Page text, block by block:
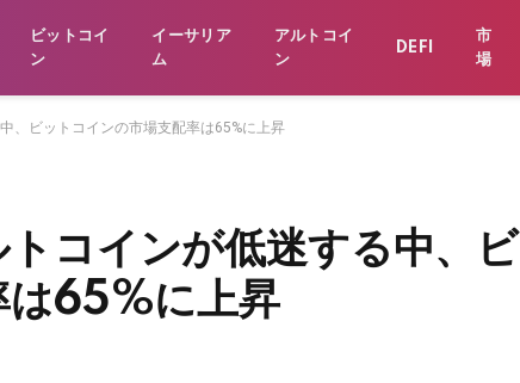
ビットコイ
ン
イーサリア
ム
アルトコイ
ン
DEFI
市
場
、ビットコインの市場支配率は65%に上昇
コインが低迷する中、ビ
は65%に上昇